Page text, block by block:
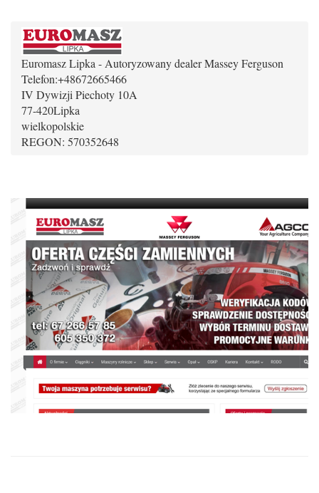
Euromasz Lipka - Autoryzowany dealer Massey Ferguson
Telefon:+48672665466
IV Dywizji Piechoty 10A
77-420Lipka
wielkopolskie
REGON: 570352648